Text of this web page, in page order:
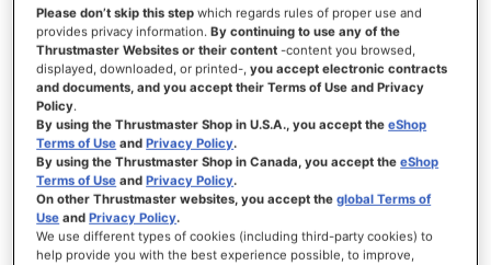
INICIAR SESIÓN
¿Olvidó su contraseña?
Please don’t skip this step which regards rules of proper use and
provides privacy information.By continuing to use any of the
Thrustmaster Websites or their content -content you browsed,
displayed, downloaded, or printed-,you accept electronic contracts
and documents, and you accept their Terms of Use and Privacy
Policy.
By using the Thrustmaster Shop in U.S.A., you accept theeShop
Terms of Use andPrivacy Policy.
By using the Thrustmaster Shop in Canada, you accept theeShop
Terms of Use andPrivacy Policy.
On other Thrustmaster websites, you accept theglobal Terms of
Use andPrivacy Policy.
We use different types of cookies (including third-party cookies) to
help provide you with the best experience possible, to improve,